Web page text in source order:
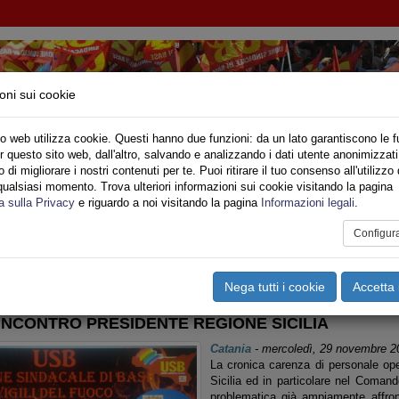
SINDACALE DI BASE SETTORE VIGILI DEL
Privato Territori Sociale Speciali Multimedia
Idee USB , Riforma CNVVF
PRESIDENTE REGIONE SICILIA
Catania- mercoledì, 29 novembre
La cronica carenza di personale
Sicilia ed in particolare nel
sui cookie
web utilizza cookie. Questi hanno due funzioni: da un lato garantiscono le
questo sito web, dall'altro, salvando e analizzando i dati utente
di migliorare i nostri contenuti per te. Puoi ritirare il tuo consenso all'utilizzo
momento. Trova ulteriori informazioni sui cookie visitando la pagina
sulla Privacy e riguardo a noi visitando la pagina Informazioni legali.
Nega tutti i cookie Accetta